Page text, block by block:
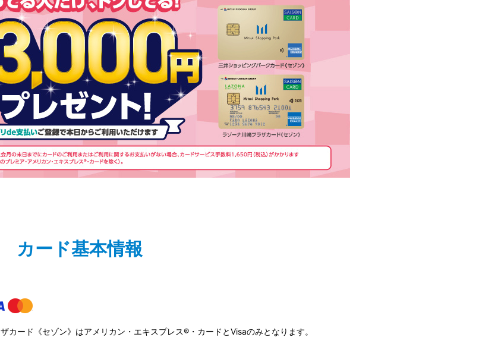
カード基本情報
カード《セゾン》はアメリカン・エキスプレス®・カードとVisaのみとなります。